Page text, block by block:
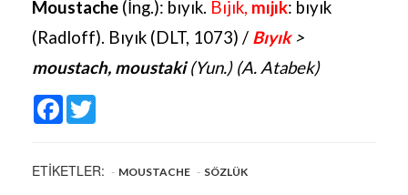
Moustache (İng.): bıyık. Bıjık, mıjık: bıyık
(Radloff). Bıyık (DLT, 1073) / Bıyık>
moustach, moustaki(Yun.) (A. Atabek)
Facebook
ETİKETLER: MOUSTACHE SÖZLÜK